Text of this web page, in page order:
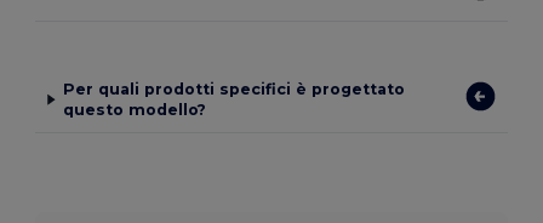
Per quali prodotti specifici è progettato
questo modello?